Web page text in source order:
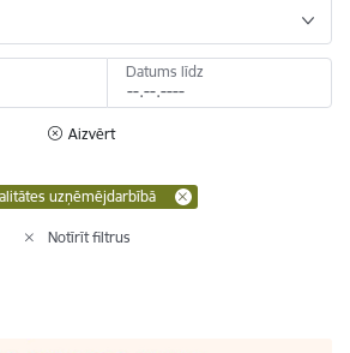
Datums līdz
Aizvērt
uzņēmējdarbībā
Notīrīt filtrus